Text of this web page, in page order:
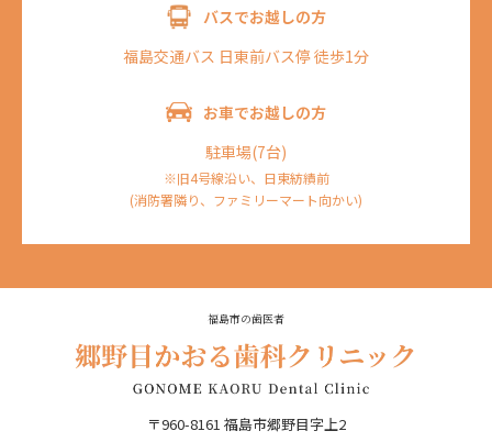
バスでお越しの方
福島交通バス 日東前バス停 徒歩1分
お車でお越しの方
駐車場(7台)
※旧4号線沿い、日東紡績前
(消防署隣り、ファミリーマート向かい)
福島市の歯医者
〒960-8161 福島市郷野目字上2